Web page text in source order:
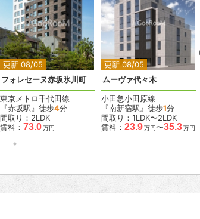
更新 08/05
2
フォレセーヌ赤坂氷川町
東京メトロ千代田線
『赤坂駅』徒歩4分
間取り：2LDK
賃料： 73.0万円
更新 08/05
2
ムーヴァ代々木
小田急小田原線
『南新宿駅』徒歩1分
間取り：1LDK〜2LDK
賃料： 23.9万円〜35.3万円